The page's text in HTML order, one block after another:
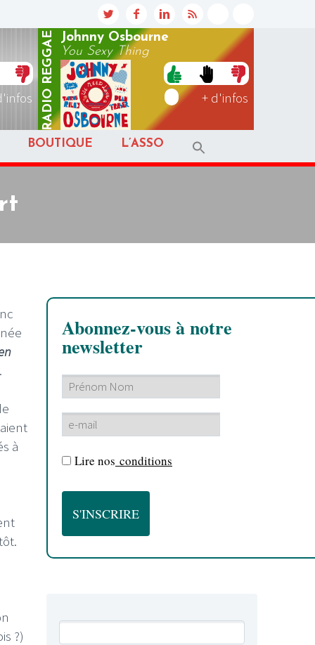
RADIO
REGGAE
Johnny Osbourne
You Sexy Thing
+ d'infos
BOUTIQUE L’ASSO
à
?)
Abonnez-vous à notre
newsletter
Lire nos conditions